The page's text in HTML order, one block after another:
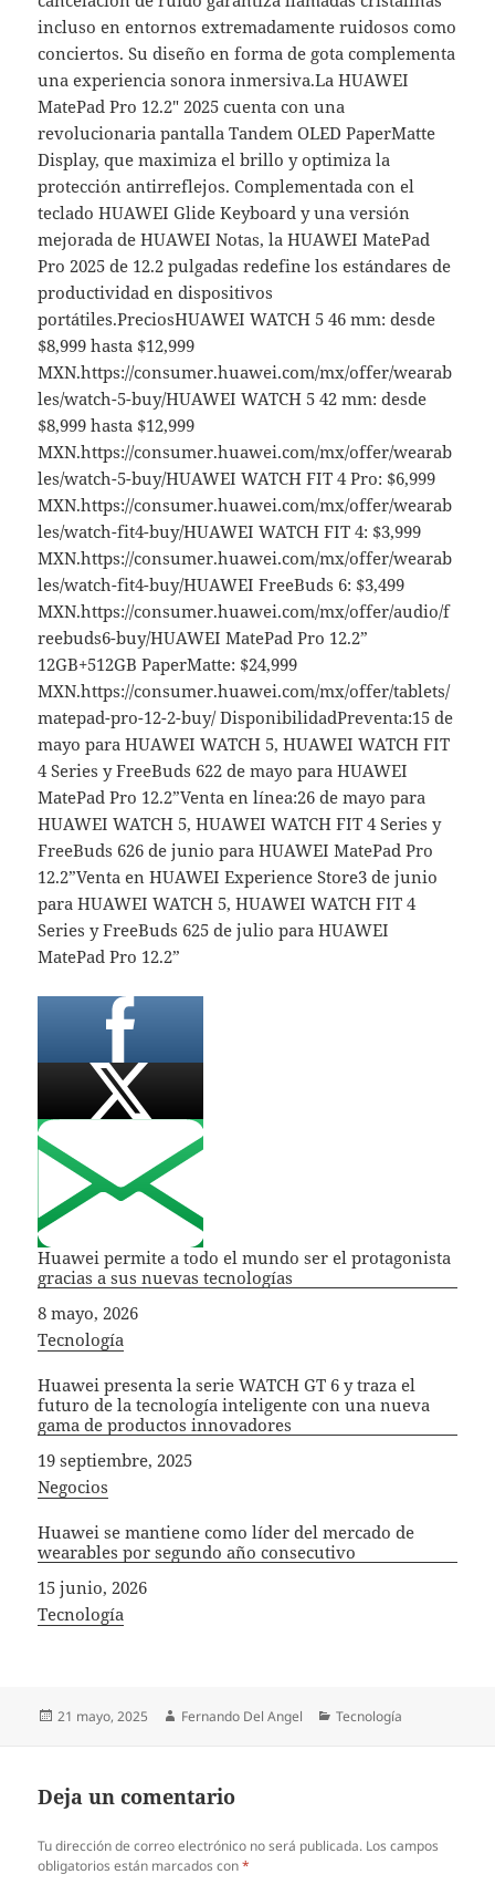
incluso en entornos extremadamente ruidosos como
conciertos. Su diseño en forma de gota complementa
una experiencia sonora inmersiva.La HUAWEI
MatePad Pro 12.2″ 2025 cuenta con una
revolucionaria pantalla Tandem OLED PaperMatte
Display, que maximiza el brillo y optimiza la
protección antirreflejos. Complementada con el
teclado HUAWEI Glide Keyboard y una versión
mejorada de HUAWEI Notas, la HUAWEI MatePad
Pro 2025 de 12.2 pulgadas redefine los estándares de
productividad en dispositivos
portátiles.PreciosHUAWEI WATCH 5 46 mm: desde
$8,999 hasta $12,999
MXN.https://consumer.huawei.com/mx/offer/wearab
les/watch-5-buy/HUAWEI WATCH 5 42 mm: desde
$8,999 hasta $12,999
MXN.https://consumer.huawei.com/mx/offer/wearab
les/watch-5-buy/HUAWEI WATCH FIT 4 Pro: $6,999
MXN.https://consumer.huawei.com/mx/offer/wearab
les/watch-fit4-buy/HUAWEI WATCH FIT 4: $3,999
MXN.https://consumer.huawei.com/mx/offer/wearab
les/watch-fit4-buy/HUAWEI FreeBuds 6: $3,499
MXN.https://consumer.huawei.com/mx/offer/audio/f
reebuds6-buy/HUAWEI MatePad Pro 12.2”
12GB+512GB PaperMatte: $24,999
MXN.https://consumer.huawei.com/mx/offer/tablets/
matepad-pro-12-2-buy/ DisponibilidadPreventa:15 de
mayo para HUAWEI WATCH 5, HUAWEI WATCH FIT
4 Series y FreeBuds 622 de mayo para HUAWEI
MatePad Pro 12.2”Venta en línea:26 de mayo para
HUAWEI WATCH 5, HUAWEI WATCH FIT 4 Series y
FreeBuds 626 de junio para HUAWEI MatePad Pro
12.2”Venta en HUAWEI Experience Store3 de junio
para HUAWEI WATCH 5, HUAWEI WATCH FIT 4
Series y FreeBuds 625 de julio para HUAWEI
MatePad Pro 12.2”
Huawei permite a todo el mundo ser el protagonista
gracias a sus nuevas tecnologías
Fecha
8 mayo, 2026
In relation to
Tecnología
Huawei presenta la serie WATCH GT 6 y traza el
futuro de la tecnología inteligente con una nueva
gama de productos innovadores
Fecha
19 septiembre, 2025
In relation to
Negocios
Huawei se mantiene como líder del mercado de
wearables por segundo año consecutivo
Fecha
15 junio, 2026
In relation to
Tecnología
Publicado
21 mayo, 2025 Autor
Fernando Del Angel Categorías
Tecnología
Deja un comentario
Tu dirección de correo electrónico no será publicada. Los campos
obligatorios están marcados con*